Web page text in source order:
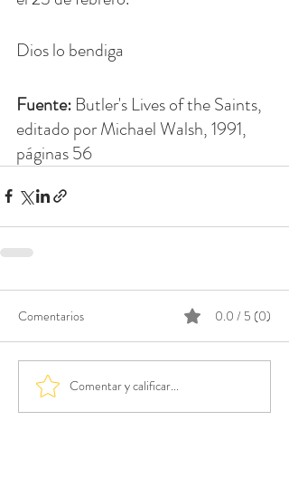
Dios lo bendiga
Fuente: Butler's Lives of the Saints,
editado por Michael Walsh, 1991,
páginas 56
Comentarios 0.0 / 5 (0)
Comentar y calificar...